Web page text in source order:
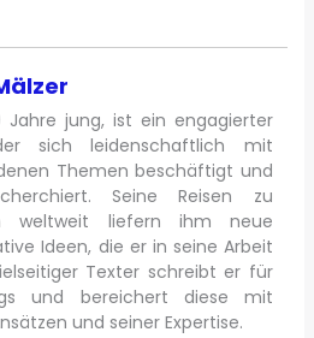
Jahre jung, ist ein engagierter
sich leidenschaftlich mit
Themen beschäftigt und
Seine Reisen zu
weltweit liefern ihm neue
Ideen, die er in seine Arbeit
Texter schreibt er für
und bereichert diese mit
und seiner Expertise.